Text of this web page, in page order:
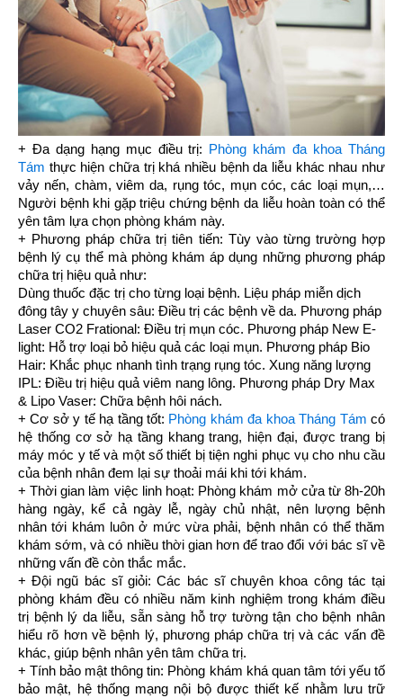
+ Đa dạng hạng mục điều trị: Phòng khám đa khoa Tháng
Tám thực hiện chữa trị khá nhiều bệnh da liễu khác nhau như
vảy nến, chàm, viêm da, rụng tóc, mụn cóc, các loại mụn,
Người bệnh khi gặp triệu chứng bệnh da liễu hoàn toàn có thể
yên tâm lựa chọn phòng khám này.
+ Phương pháp chữa trị tiên tiến: Tùy vào từng trường hợp
bệnh lý cụ thể mà phòng khám áp dụng những phương pháp
chữa trị hiệu quả như:
Dùng thuốc đặc trị cho từng loại bệnh. Liệu pháp miễn dịch
đông tây y chuyên sâu: Điều trị các bệnh về da. Phương pháp
Laser CO2 Frational: Điều trị mụn cóc. Phương pháp New E-
light: Hỗ trợ loại bỏ hiệu quả các loại mụn. Phương pháp Bio
Hair: Khắc phục nhanh tình trạng rụng tóc. Xung năng lượng
IPL: Điều trị hiệu quả viêm nang lông. Phương pháp Dry Max
& Lipo Vaser: Chữa bệnh hôi nách.
+ Cơ sở y tế hạ tầng tốt: Phòng khám đa khoa Tháng Tám có
hệ thống cơ sở hạ tầng khang trang, hiện đại, được trang bị
máy móc y tế và một số thiết bị tiện nghi phục vụ cho nhu cầu
của bệnh nhân đem lại sự thoải mái khi tới khám.
+ Thời gian làm việc linh hoạt: Phòng khám mở cửa từ 8h-20h
hàng ngày, kể cả ngày lễ, ngày chủ nhật, nên lượng bệnh
nhân tới khám luôn ở mức vừa phải, bệnh nhân có thể thăm
khám sớm, và có nhiều thời gian hơn để trao đổi với bác sĩ về
những vấn đề còn thắc mắc.
+ Đội ngũ bác sĩ giỏi: Các bác sĩ chuyên khoa công tác tại
phòng khám đều có nhiều năm kinh nghiệm trong khám điều
trị bệnh lý da liễu, sẵn sàng hỗ trợ tường tận cho bệnh nhân
hiểu rõ hơn về bệnh lý, phương pháp chữa trị và các vấn đề
khác, giúp bệnh nhân yên tâm chữa trị.
+ Tính bảo mật thông tin: Phòng khám khá quan tâm tới yếu tố
bảo mật, hệ thống mạng nội bộ được thiết kế nhằm lưu trữ